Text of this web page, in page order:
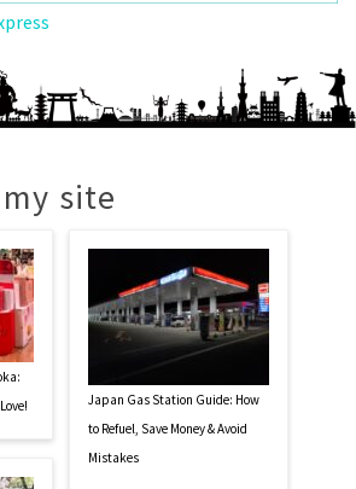
site
Japan Gas Station Guide: How
to Refuel, Save Money & Avoid
Mistakes